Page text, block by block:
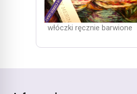
włóczki ręcznie barwione